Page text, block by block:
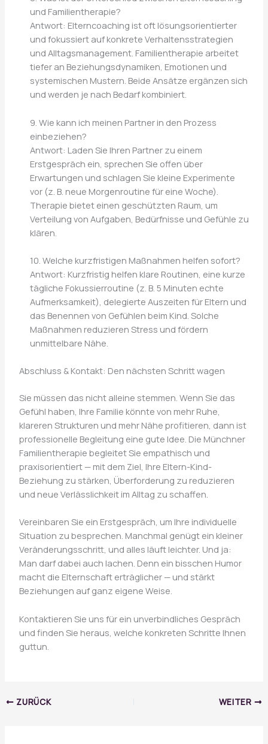
und Familientherapie?
Antwort: Elterncoaching ist oft lösungsorientierter
und fokussiert auf konkrete Verhaltensstrategien
und Alltagsmanagement. Familientherapie arbeitet
tiefer an Beziehungsdynamiken, Emotionen und
systemischen Mustern. Beide Ansätze ergänzen sich
und werden je nach Bedarf kombiniert.
9. Wie kann ich meinen Partner in den Prozess
einbeziehen?
Antwort: Laden Sie Ihren Partner zu einem
Erstgespräch ein, sprechen Sie offen über
Erwartungen und schlagen Sie kleine Experimente
vor (z. B. neue Morgenroutine für eine Woche).
Therapie bietet einen geschützten Raum, um
Verteilung von Aufgaben, Bedürfnisse und Gefühle zu
klären.
10. Welche kurzfristigen Maßnahmen helfen sofort?
Antwort: Kurzfristig helfen klare Routinen, eine kurze
tägliche Fokussierroutine (z. B. 5 Minuten echte
Aufmerksamkeit), delegierte Auszeiten für Eltern und
das Benennen von Gefühlen beim Kind. Solche
Maßnahmen reduzieren Stress und fördern
unmittelbare Nähe.
Abschluss & Kontakt: Den nächsten Schritt wagen
Sie müssen das nicht alleine stemmen. Wenn Sie das
Gefühl haben, Ihre Familie könnte von mehr Ruhe,
klareren Strukturen und mehr Nähe profitieren, dann ist
professionelle Begleitung eine gute Idee. Die Münchner
Familientherapie begleitet Sie empathisch und
praxisorientiert — mit dem Ziel, Ihre Eltern-Kind-
Beziehung zu stärken, Überforderung zu reduzieren
und neue Verlässlichkeit im Alltag zu schaffen.
Vereinbaren Sie ein Erstgespräch, um Ihre individuelle
Situation zu besprechen. Manchmal genügt ein kleiner
Veränderungsschritt, und alles läuft leichter. Und ja:
Man darf dabei auch lachen. Denn ein bisschen Humor
macht die Elternschaft erträglicher — und stärkt
Beziehungen auf ganz eigene Weise.
Kontaktieren Sie uns für ein unverbindliches Gespräch
und finden Sie heraus, welche konkreten Schritte Ihnen
guttun.
ZURÜCK WEITER